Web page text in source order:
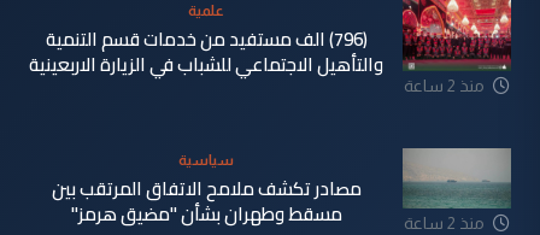
منذ 2 ساعة
علمية
(796) الف مستفيد من خدمات قسم التنمية
والتأهيل الاجتماعي للشباب في الزيارة الاربعينية
منذ 2 ساعة
سياسية
مصادر تكشف ملامح الاتفاق المرتقب بين
مسقط وطهران بشأن "مضيق هرمز"